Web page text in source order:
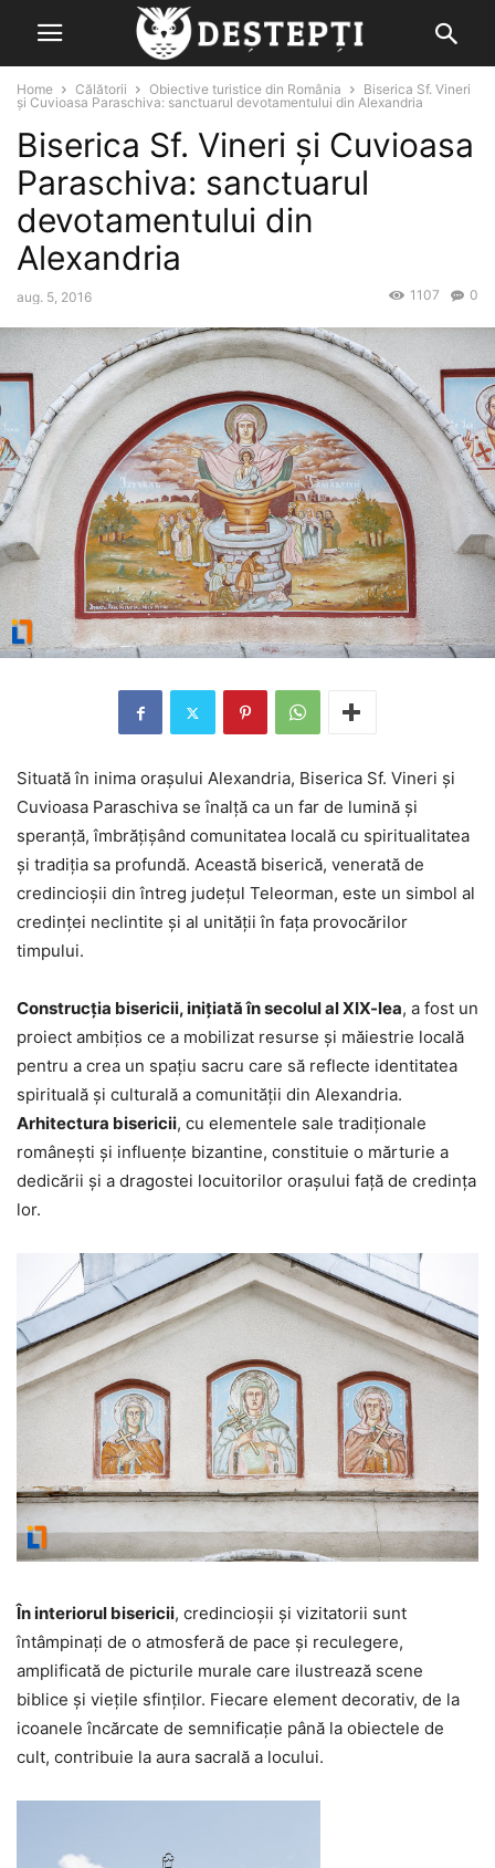
Home Călătorii Obiective turistice din România
Biserica Sf. Vineri
și Cuvioasa Paraschiva: sanctuarul devotamentului din Alexandria
Biserica Sf. Vineri și Cuvioasa
Paraschiva: sanctuarul
devotamentului din
Alexandria
aug. 5, 2016 0
1107
Situată în inima orașului Alexandria, Biserica Sf. Vineri și
Cuvioasa Paraschiva se înalță ca un far de lumină și
speranță, îmbrățișând comunitatea locală cu spiritualitatea
și tradiția sa profundă. Această biserică, venerată de
credincioșii din întreg județul Teleorman, este un simbol al
credinței neclintite și al unității în fața provocărilor
timpului.
Construcția bisericii, inițiată în secolul al XIX-lea, a fost un
proiect ambițios ce a mobilizat resurse și măiestrie locală
pentru a crea un spațiu sacru care să reflecte identitatea
spirituală și culturală a comunității din Alexandria.
Arhitectura bisericii, cu elementele sale tradiționale
românești și influențe bizantine, constituie o mărturie a
dedicării și a dragostei locuitorilor orașului față de credința
lor.
În interiorul bisericii, credincioșii și vizitatorii sunt
întâmpinați de o atmosferă de pace și reculegere,
amplificată de picturile murale care ilustrează scene
biblice și viețile sfinților. Fiecare element decorativ, de la
icoanele încărcate de semnificație până la obiectele de
cult, contribuie la aura sacrală a locului.